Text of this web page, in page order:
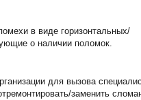
в виде горизонтальных/
о наличии поломок.
для вызова
заменить